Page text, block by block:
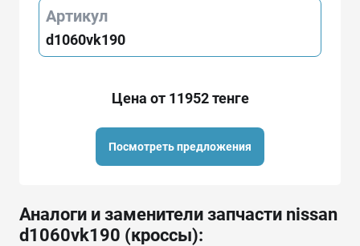
Артикул
d1060vk190
Цена от 11952 тенге
Посмотреть предложения
Аналоги и заменители запчасти nissan
d1060vk190 (кроссы):